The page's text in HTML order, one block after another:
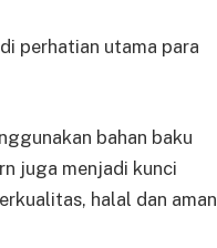
perhatian utama para
bahan baku
juga menjadi kunci
halal dan aman